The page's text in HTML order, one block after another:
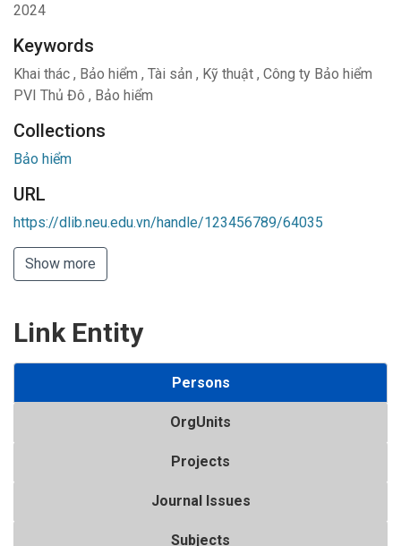
2024
Keywords
Khai thác , Bảo hiểm , Tài sản , Kỹ thuật , Công ty Bảo hiểm
PVI Thủ Đô , Bảo hiểm
Collections
Bảo hiểm
URL
https://dlib.neu.edu.vn/handle/123456789/64035
Show more
Link Entity
Persons
OrgUnits
Projects
Journal Issues
Subjects